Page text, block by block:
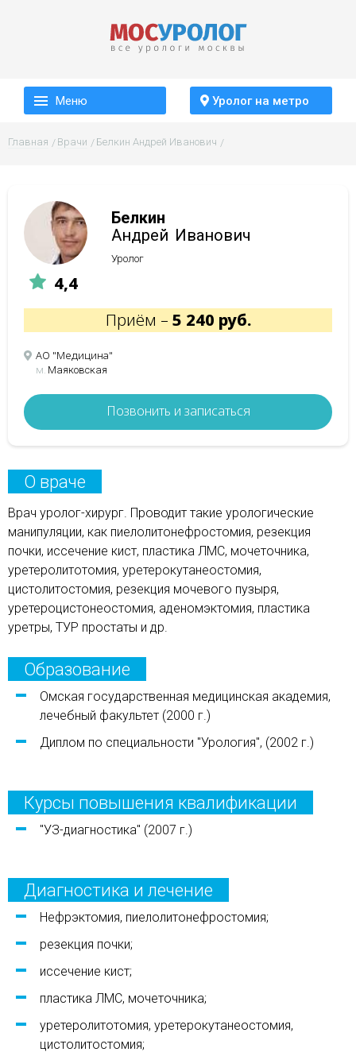
Меню Уролог на метро
Главная Врачи Белкин Андрей Иванович
4,4
Белкин
Андрей Иванович
Уролог
Приём – 5 240 руб.
АО "Медицина"
м. Маяковская
Позвонить и записаться
О враче
Врач уролог-хирург. Проводит такие урологические
манипуляции, как пиелолитонефростомия, резекция
почки, иссечение кист, пластика ЛМС, мочеточника,
уретеролитотомия, уретерокутанеостомия,
цистолитостомия, резекция мочевого пузыря,
уретероцистонеостомия, аденомэктомия, пластика
уретры, ТУР простаты и др.
Образование
Омская государственная медицинская академия,
лечебный факультет (2000 г.)
Диплом по специальности "Урология", (2002 г.)
Курсы повышения квалификации
"УЗ-диагностика" (2007 г.)
Диагностика и лечение
Нефрэктомия, пиелолитонефростомия;
резекция почки;
иссечение кист;
пластика ЛМС, мочеточника;
уретеролитотомия, уретерокутанеостомия,
цистолитостомия;